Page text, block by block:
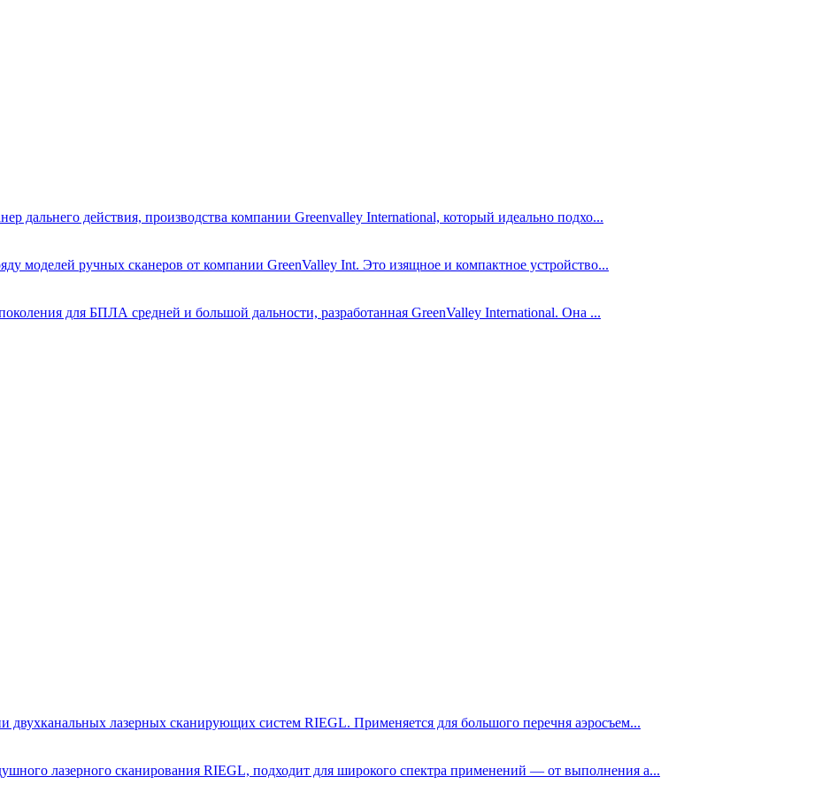
дальнего действия, производства компании Greenvalley International, который идеально подхо...
моделей ручных сканеров от компании GreenValley Int. Это изящное и компактное устройство...
для БПЛА средней и большой дальности, разработанная GreenValley International. Она ...
лазерных сканирующих систем RIEGL. Применяется для большого перечня аэросъем...
лазерного сканирования RIEGL, подходит для широкого спектра применений — от выполнения а...